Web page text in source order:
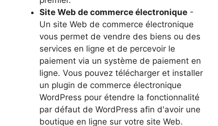
Site Web de commerce électronique -
Un site Web de commerce électronique
vous permet de vendre des biens ou des
services en ligne et de percevoir le
paiement via un système de paiement en
ligne. Vous pouvez télécharger et installer
un plugin de commerce électronique
WordPress pour étendre la fonctionnalité
par défaut de WordPress afin d'avoir une
boutique en ligne sur votre site Web.